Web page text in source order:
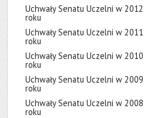
Uchwały Senatu Uczelni w 2012
roku
Uchwały Senatu Uczelni w 2011
roku
Uchwały Senatu Uczelni w 2010
roku
Uchwały Senatu Uczelni w 2009
roku
Uchwały Senatu Uczelni w 2008
roku